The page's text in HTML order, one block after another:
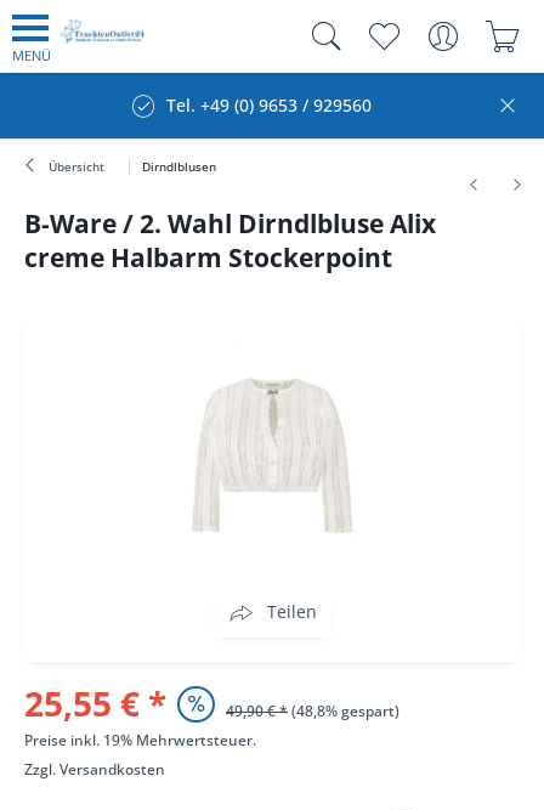
MENÜ
Tel. +49 (0) 9653 / 929560
Übersicht Dirndlblusen
B-Ware / 2. Wahl Dirndlbluse Alix
creme Halbarm Stockerpoint
Teilen
25,55 € * 49,90 € *(48,8% gespart)
Preise inkl. 19% Mehrwertsteuer.
Zzgl.Versandkosten